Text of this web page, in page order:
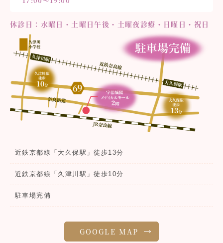
休診日：水曜日・土曜日午後・土曜夜診療・日曜日・祝日
近鉄京都線「大久保駅」徒歩13分
近鉄京都線「久津川駅」徒歩10分
駐車場完備
GOOGLE MAP